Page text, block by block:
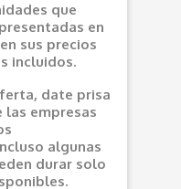
que
en
sus precios
incluidos.
date prisa
las empresas
algunas
durar solo